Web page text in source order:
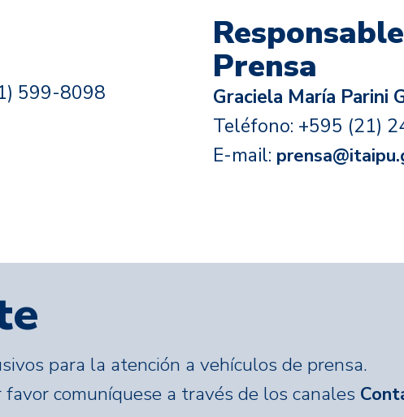
599-8098
Prensa
Graciela María Parini
Teléfono: +595 (21)
E-mail:
para la atención a vehículos de prensa.
comuníquese a través de los canales